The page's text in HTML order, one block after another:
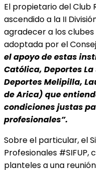
El propietario del Club
ascendido a la II
agradecer a los
adoptada por el
el apoyo de estas
Católica, Deportes La
Deportes Melipilla,
de Arica) que
condiciones justas
profesionales”.
Sobre el particular, el
Profesionales #SIFUP,
planteles a una